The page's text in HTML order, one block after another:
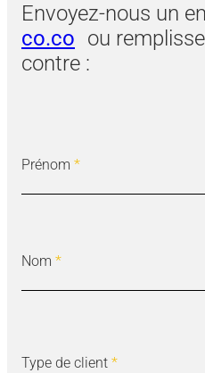
Envoyez-nous un
co.co ou
contre :
Prénom *
Nom *
Type de client *